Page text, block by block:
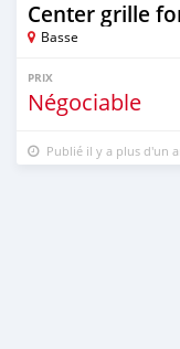
Center grille
Basse
PRIX
Négociable
Publié il y a plus d'un